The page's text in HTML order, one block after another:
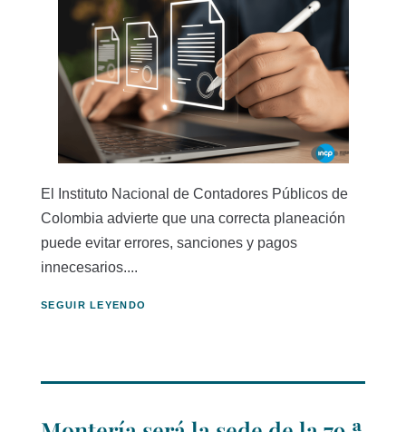
El Instituto Nacional de Contadores Públicos de
Colombia advierte que una correcta planeación
puede evitar errores, sanciones y pagos
innecesarios....
SEGUIR LEYENDO